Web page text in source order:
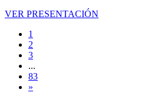
VER PRESENTACIÓN
1
2
3
...
83
»